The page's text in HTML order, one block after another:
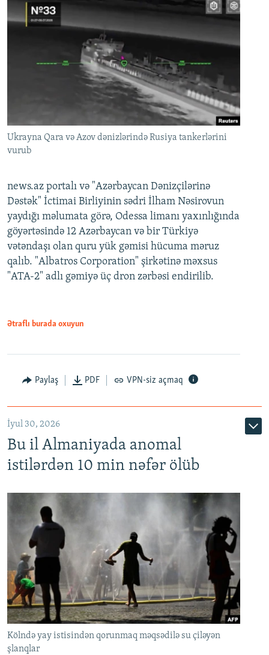
Ukrayna Qara və Azov dənizlərində Rusiya tankerlərini
vurub
news.az portalı və "Azərbaycan Dənizçilərinə
Dəstək" İctimai Birliyinin sədri İlham Nəsirovun
yaydığı məlumata görə, Odessa limanı yaxınlığında
göyərtəsində 12 Azərbaycan və bir Türkiyə
vətəndaşı olan quru yük gəmisi hücuma məruz
qalıb. "Albatros Corporation" şirkətinə məxsus
"ATA-2" adlı gəmiyə üç dron zərbəsi endirilib.
Ətraflı burada oxuyun
Paylaş PDF VPN-siz açmaq
İyul 30, 2026
Bu il Almaniyada anomal
istilərdən 10 min nəfər ölüb
Kölndə yay istisindən qorunmaq məqsədilə su çiləyən
şlanqlar